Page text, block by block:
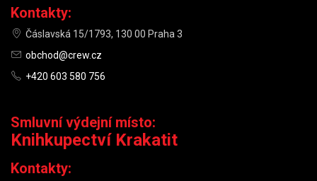
Kontakty:
Čáslavská 15/1793, 130 00 Praha 3
obchod@crew.cz
+420 603 580 756
Smluvní výdejní místo:
Knihkupectví Krakatit
Kontakty: